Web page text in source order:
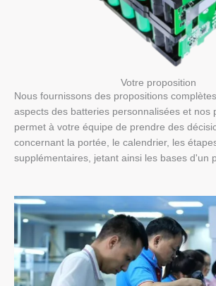
Votre proposition
Nous fournissons des propositions
aspects des batteries personnalisées et nos
permet à votre équipe de prendre des
concernant la portée, le calendrier, les
supplémentaires, jetant ainsi les bases d'un